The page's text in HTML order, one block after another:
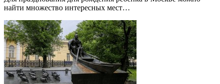
найти множество интересных мест…